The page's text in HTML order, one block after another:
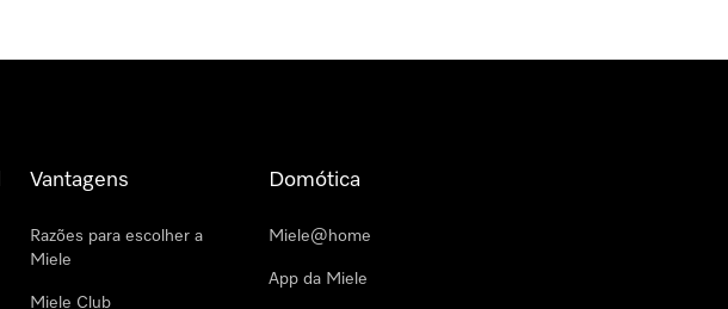
Vantagens
Razões para escolher a
Miele
Miele Club
Domótica
Miele@home
App da Miele